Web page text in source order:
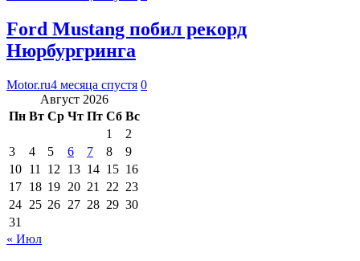
Ford Mustang побил рекорд
Нюрбургринга
Motor.ru4 месяца спустя 0
Август 2026
Пн Вт Ср Чт Пт Сб Вс
1
2
3
4 5 6 7 8
9
10 11 12 13 14 15 16
17 18 19 20 21 22 23
24 25 26 27 28 29 30
31
« Июл